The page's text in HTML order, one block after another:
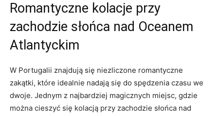
Romantyczne kolacje przy
zachodzie słońca nad Oceanem
Atlantyckim
W Portugalii znajdują się niezliczone romantyczne
zakątki, które idealnie nadają się do spędzenia czasu we
dwoje. Jednym z najbardziej magicznych miejsc, gdzie
można cieszyć się kolacją przy zachodzie słońca nad